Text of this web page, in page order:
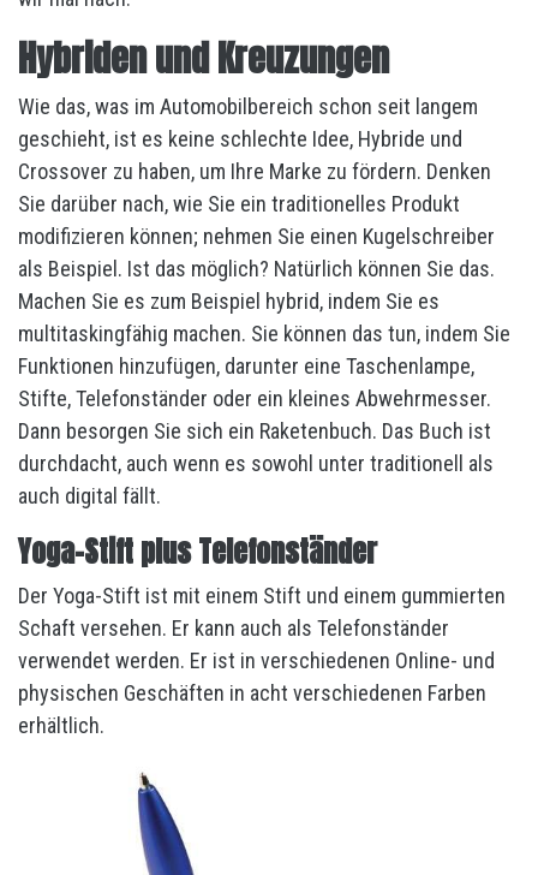
Hybriden und Kreuzungen
Wie das, was im Automobilbereich schon seit langem
geschieht, ist es keine schlechte Idee, Hybride und
Crossover zu haben, um Ihre Marke zu fördern. Denken
Sie darüber nach, wie Sie ein traditionelles Produkt
modifizieren können; nehmen Sie einen Kugelschreiber
als Beispiel. Ist das möglich? Natürlich können Sie das.
Machen Sie es zum Beispiel hybrid, indem Sie es
multitaskingfähig machen. Sie können das tun, indem Sie
Funktionen hinzufügen, darunter eine Taschenlampe,
Stifte, Telefonständer oder ein kleines Abwehrmesser.
Dann besorgen Sie sich ein Raketenbuch. Das Buch ist
durchdacht, auch wenn es sowohl unter traditionell als
auch digital fällt.
Yoga-Stift plus Telefonständer
Der Yoga-Stift ist mit einem Stift und einem gummierten
Schaft versehen. Er kann auch als Telefonständer
verwendet werden. Er ist in verschiedenen Online- und
physischen Geschäften in acht verschiedenen Farben
erhältlich.